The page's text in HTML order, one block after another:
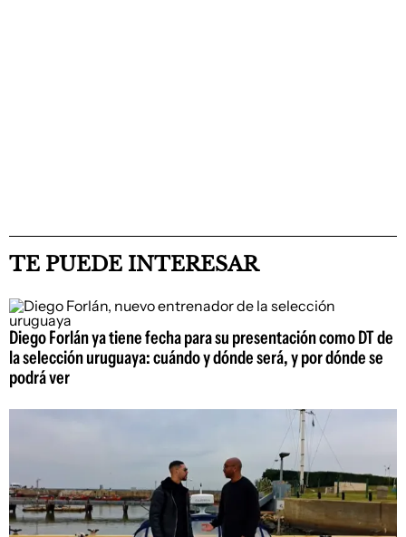
TE PUEDE INTERESAR
Diego Forlán ya tiene fecha para su presentación como DT de
la selección uruguaya: cuándo y dónde será, y por dónde se
podrá ver